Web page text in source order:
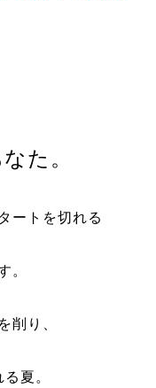
た。
ートを切れる
。
削り、
夏。